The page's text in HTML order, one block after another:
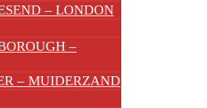
– LONDON
–
– MUIDERZAND